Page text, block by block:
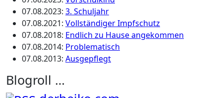
07.08.2023: 3. Schuljahr
07.08.2021: Vollständiger Impfschutz
07.08.2018: Endlich zu Hause angekommen
07.08.2014: Problematisch
07.08.2013: Ausgepflegt
Blogroll …